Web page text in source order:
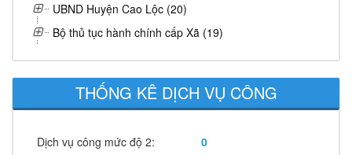
UBND Huyện Cao Lộc (20)
Bộ thủ tục hành chính cấp Xã (19)
THỐNG KÊ DỊCH VỤ CÔNG
Dịch vụ công mức độ 2:
0